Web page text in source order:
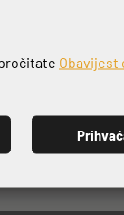
Obavijest